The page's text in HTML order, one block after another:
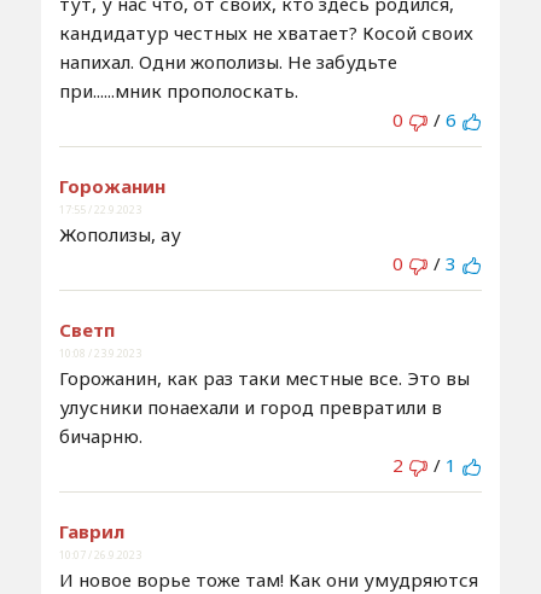
кандидатур честных не хватает? Косой своих
напихал. Одни жополизы. Не забудьте
при......мник прополоскать.
0
/ 6
Горожанин
17:55 / 22.9.2023
Жополизы, ау
0
/ 3
Светп
10:08 / 23.9.2023
Горожанин, как раз таки местные все. Это вы
улусники понаехали и город превратили в
бичарню.
2
/ 1
Гаврил
10:07 / 26.9.2023
И новое ворье тоже там! Как они умудряются